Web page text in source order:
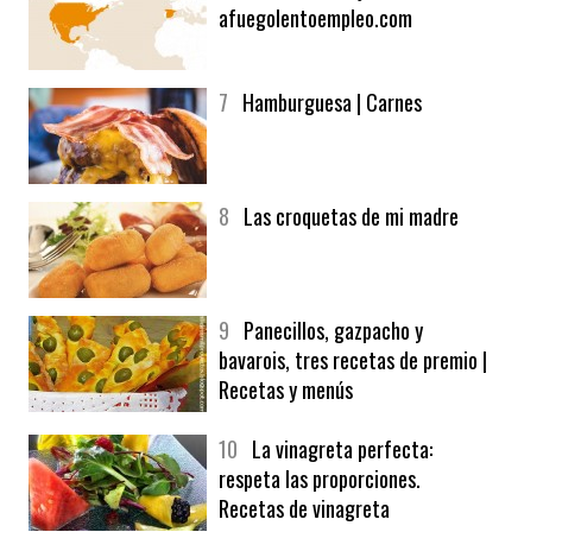
afuegolentoempleo.com
bavarois, tres recetas de premio |
Recetas y menús